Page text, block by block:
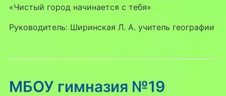
«Чистый город начинается с тебя»
Руководитель: Ширинская Л. А. учитель географии
МБОУ гимназия №19